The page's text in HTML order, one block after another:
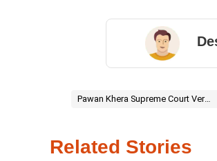
Pawan Khera Supreme Court Verdict Anticipatory Bail Pawan Khera SC Reserves Decision Pawan Khera
Related Stories